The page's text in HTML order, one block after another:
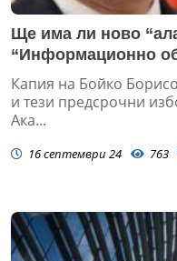
Ще има ли ново
“Информационно
Капия на Бойко
и тези предсрочни
Ака...
16 септември 24 763